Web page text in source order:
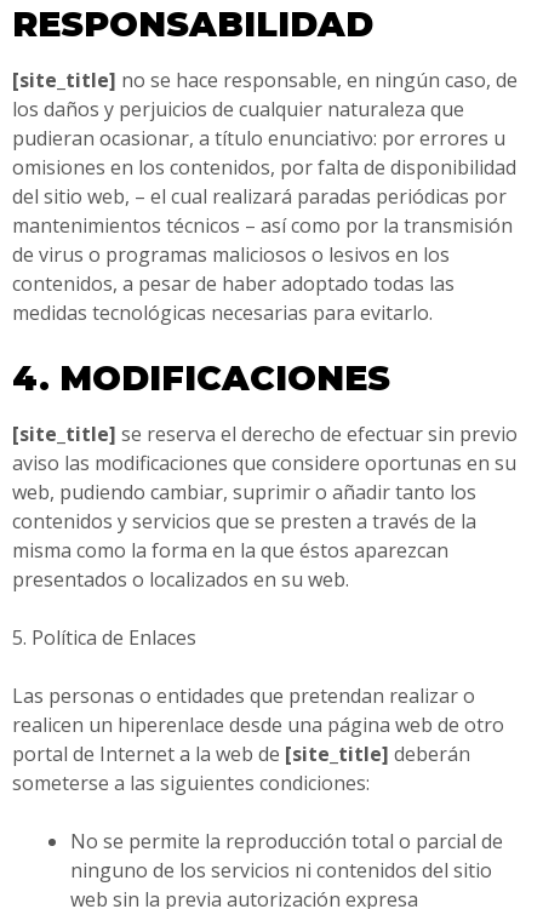
RESPONSABILIDAD
[site_title] no se hace responsable, en ningún caso, de
los daños y perjuicios de cualquier naturaleza que
pudieran ocasionar, a título enunciativo: por errores u
omisiones en los contenidos, por falta de disponibilidad
del sitio web, – el cual realizará paradas periódicas por
mantenimientos técnicos – así como por la transmisión
de virus o programas maliciosos o lesivos en los
contenidos, a pesar de haber adoptado todas las
medidas tecnológicas necesarias para evitarlo.
4. MODIFICACIONES
[site_title] se reserva el derecho de efectuar sin previo
aviso las modificaciones que considere oportunas en su
web, pudiendo cambiar, suprimir o añadir tanto los
contenidos y servicios que se presten a través de la
misma como la forma en la que éstos aparezcan
presentados o localizados en su web.
5. Política de Enlaces
Las personas o entidades que pretendan realizar o
realicen un hiperenlace desde una página web de otro
portal de Internet a la web de [site_title] deberán
someterse a las siguientes condiciones:
No se permite la reproducción total o parcial de
ninguno de los servicios ni contenidos del sitio
web sin la previa autorización expresa